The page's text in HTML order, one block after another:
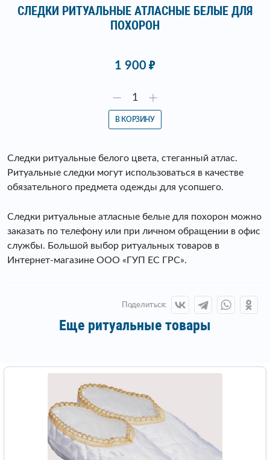
СЛЕДКИ РИТУАЛЬНЫЕ АТЛАСНЫЕ БЕЛЫЕ ДЛЯ
ПОХОРОН
1 900
В КОРЗИНУ
Следки ритуальные белого цвета, стеганный атлас.
Ритуальные следки могут использоваться в качестве
обязательного предмета одежды для усопшего.
Следки ритуальные атласные белые для похорон можно
заказать по телефону или при личном обращении в офис
службы. Большой выбор ритуальных товаров в
Интернет-магазине ООО «ГУП ЕС ГРС».
Поделиться:
Еще ритуальные товары